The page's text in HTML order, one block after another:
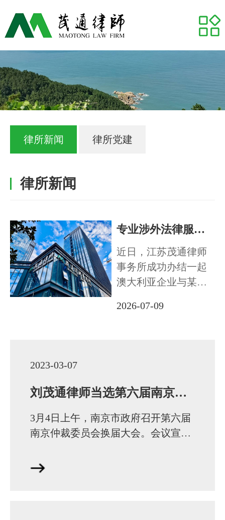
网站首页
专业领域
推荐律师
代表案例
茂通动态
茂通帮你
忙
法治体检
律所新闻 律所党建
律所新闻
专业涉外法律服务显担当 高效化解跨境合同纠纷 促成中外企业持续合作
近日，江苏茂通律师
事务所成功办结一起
澳大利亚企业与某外
合同纠纷，凭借成熟
仅充分维护境外客户
方企业…
2026-07-09
2023-03-07
刘茂通律师当选第六届南京仲裁委员会仲裁员
3月4日上午，南京市政府召开第六届
南京仲裁委员会换届大会。会议宣读
仲裁员的通知》，全国律协仲裁与律